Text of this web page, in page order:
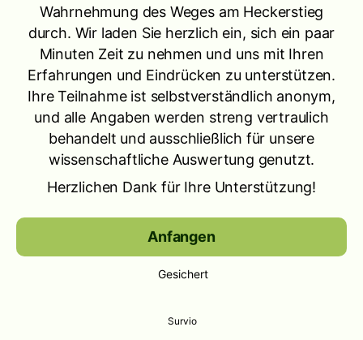
Wahrnehmung des Weges am Heckerstieg
durch. Wir laden Sie herzlich ein, sich ein paar
Minuten Zeit zu nehmen und uns mit Ihren
Erfahrungen und Eindrücken zu unterstützen.
Ihre Teilnahme ist selbstverständlich anonym,
und alle Angaben werden streng vertraulich
behandelt und ausschließlich für unsere
wissenschaftliche Auswertung genutzt.
Herzlichen Dank für Ihre Unterstützung!
Anfangen
Gesichert
Survio